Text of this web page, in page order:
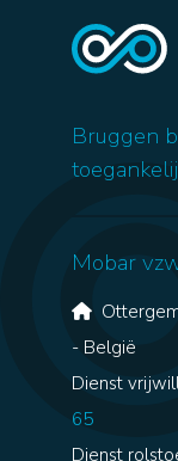
Bruggen
Mobar
- België
Dienst
65
Dienst